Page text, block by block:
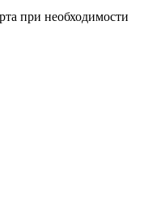
при необходимости